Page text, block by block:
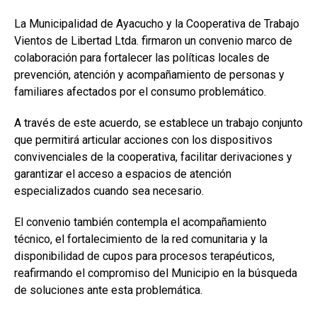
La Municipalidad de Ayacucho y la Cooperativa de Trabajo
Vientos de Libertad Ltda. firmaron un convenio marco de
colaboración para fortalecer las políticas locales de
prevención, atención y acompañamiento de personas y
familiares afectados por el consumo problemático.
A través de este acuerdo, se establece un trabajo conjunto
que permitirá articular acciones con los dispositivos
convivenciales de la cooperativa, facilitar derivaciones y
garantizar el acceso a espacios de atención
especializados cuando sea necesario.
El convenio también contempla el acompañamiento
técnico, el fortalecimiento de la red comunitaria y la
disponibilidad de cupos para procesos terapéuticos,
reafirmando el compromiso del Municipio en la búsqueda
de soluciones ante esta problemática.